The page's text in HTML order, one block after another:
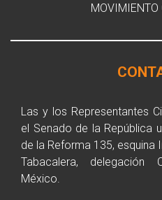
MOVIMIENTO
Las y los Representantes
el Senado de la República
de la Reforma 135, esquina
Tabacalera, delegación
México.